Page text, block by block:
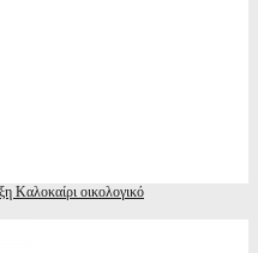
Καλοκαίρι οικολογικό